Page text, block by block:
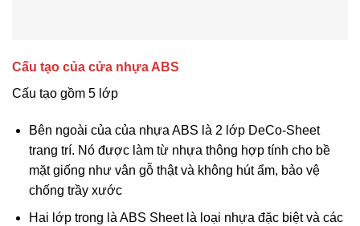
Cấu tạo của cửa nhựa ABS
Cấu tạo gồm 5 lớp
Bên ngoài của của nhựa ABS là 2 lớp DeCo-Sheet
trang trí. Nó được làm từ nhựa thông hợp tính cho bề
mặt giống như vân gỗ thật và không hút ẩm, bảo vệ
chống trầy xước
Hai lớp trong là ABS Sheet là loại nhựa đặc biệt và các